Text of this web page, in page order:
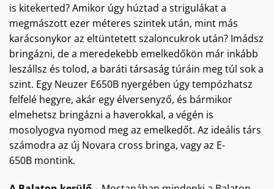
is kitekerted? Amikor úgy húztad a strigulákat a
megmászott ezer méteres szintek után, mint más
karácsonykor az eltüntetett szaloncukrok után? Imádsz
bringázni, de a meredekebb emelkedőkön már inkább
leszállsz és tolod, a baráti társaság túráin meg túl sok a
szint. Egy Neuzer E650B nyergében úgy tempózhatsz
felfelé hegyre, akár egy élversenyző, és bármikor
elmehetsz bringázni a haverokkal, a végén is
mosolyogva nyomod meg az emelkedőt. Az ideális társ
számodra az új Novara cross bringa, vagy az E-
650B montink.